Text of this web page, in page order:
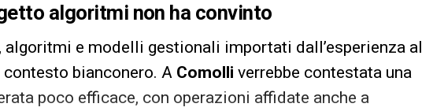
algoritmi non ha convinto
algoritmi e modelli gestionali importati dall’esperienza al
bianconero. A Comolli verrebbe contestata una
poco efficace, con operazioni affidate anche a